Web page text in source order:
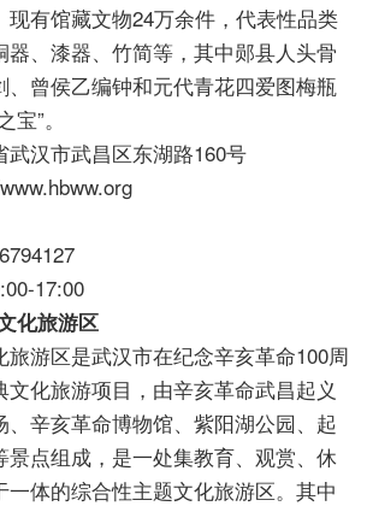
现有馆藏文物24万余件，代表性品类
器、漆器、竹简等，其中郧县人头骨
、曾侯乙编钟和元代青花四爱图梅瓶
”。
汉市武昌区东湖路160号
17:00
化旅游区
游区是武汉市在纪念辛亥革命100周
化旅游项目，由辛亥革命武昌起义
、辛亥革命博物馆、紫阳湖公园、起
景点组成，是一处集教育、观赏、休
一体的综合性主题文化旅游区。其中